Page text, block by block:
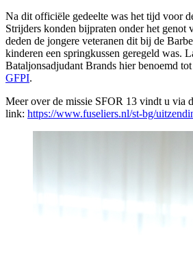
Na dit officiële gedeelte was het tijd voor
Strijders konden bijpraten onder het genot
deden de jongere veteranen dit bij de
kinderen een springkussen geregeld was.
Bataljonsadjudant Brands hier benoemd
GFPI.
Meer over de missie SFOR 13 vindt u via
link: https://www.fuseliers.nl/st-bg/